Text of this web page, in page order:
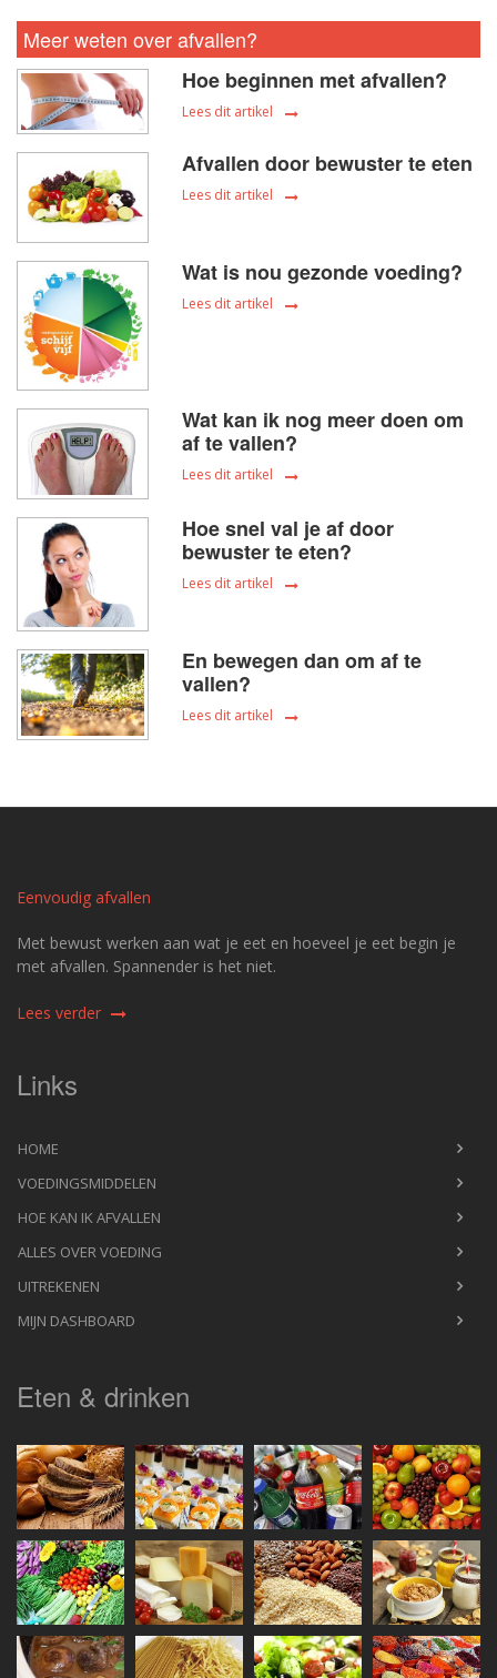
Meer weten over afvallen?
Hoe beginnen met afvallen?
Lees dit artikel
Afvallen door bewuster te eten
Lees dit artikel
Wat is nou gezonde voeding?
Lees dit artikel
Wat kan ik nog meer doen om
af te vallen?
Lees dit artikel
Hoe snel val je af door
bewuster te eten?
Lees dit artikel
En bewegen dan om af te
vallen?
Lees dit artikel
Eenvoudig afvallen
Met bewust werken aan wat je eet en hoeveel je eet begin je
met afvallen. Spannender is het niet.
Lees verder
Links
HOME
VOEDINGSMIDDELEN
HOE KAN IK AFVALLEN
ALLES OVER VOEDING
UITREKENEN
MIJN DASHBOARD
Eten & drinken